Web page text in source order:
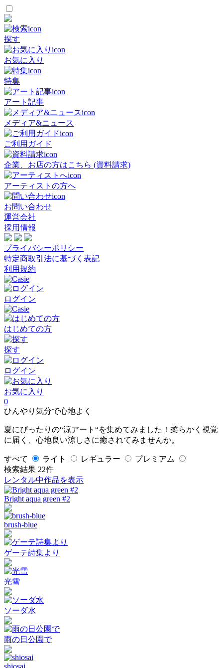
探す
お気に入り
特集
アート記事
メディア&ニュース
ご利用ガイド
企業、お店の方はこちら (資料請求)
アーティストの方へ
お問い合わせ
運営会社
採用情報
プライバシーポリシー
特定商取引法に基づく表記
利用規約
ログイン
はじめての方
探す
ログイン
お気に入り
0
ひんやり気分で心地よく
夏にぴったりの“涼アート“を集めてみました！柔らかく視覚
に届く、心地良い涼しさに癒されてみませんか。
すべて ライト レギュラー
プレミアム
検索結果 22件
レンタル中作品を表示
Bright aqua green #2
brush-blue
ゲーテ詩集より
光雪
ソーダ水
雨の日公園で
shiosai